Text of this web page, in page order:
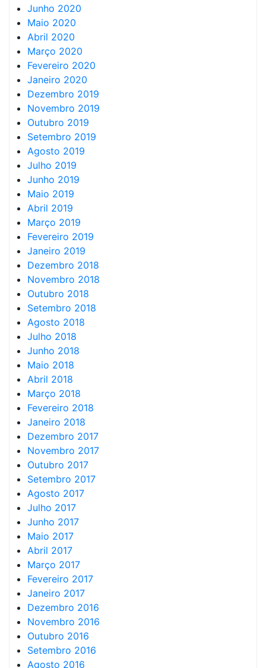
Junho 2020
Maio 2020
Abril 2020
Março 2020
Fevereiro 2020
Janeiro 2020
Dezembro 2019
Novembro 2019
Outubro 2019
Setembro 2019
Agosto 2019
Julho 2019
Junho 2019
Maio 2019
Abril 2019
Março 2019
Fevereiro 2019
Janeiro 2019
Dezembro 2018
Novembro 2018
Outubro 2018
Setembro 2018
Agosto 2018
Julho 2018
Junho 2018
Maio 2018
Abril 2018
Março 2018
Fevereiro 2018
Janeiro 2018
Dezembro 2017
Novembro 2017
Outubro 2017
Setembro 2017
Agosto 2017
Julho 2017
Junho 2017
Maio 2017
Abril 2017
Março 2017
Fevereiro 2017
Janeiro 2017
Dezembro 2016
Novembro 2016
Outubro 2016
Setembro 2016
Agosto 2016